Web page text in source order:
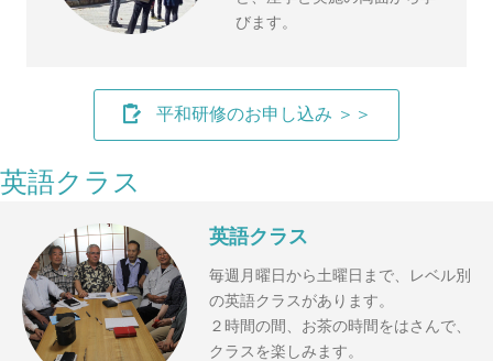
びます。
平和研修のお申し込み ＞＞
英語クラス
英語クラス
毎週月曜日から土曜日まで、レベル別
の英語クラスがあります。
２時間の間、お茶の時間をはさんで、
クラスを楽しみます。